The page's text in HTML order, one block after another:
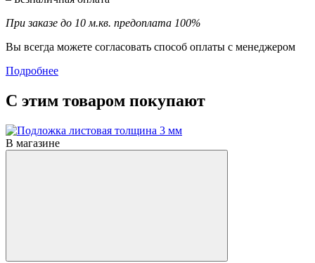
При заказе до 10 м.кв. предоплата 100%
Вы всегда можете согласовать способ оплаты с менеджером
Подробнее
С этим товаром покупают
В магазине